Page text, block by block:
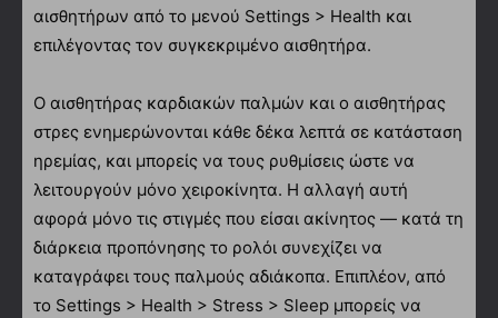
αισθητήρων από το μενού Settings > Health και
επιλέγοντας τον συγκεκριμένο αισθητήρα.
Ο αισθητήρας καρδιακών παλμών και ο αισθητήρας
στρες ενημερώνονται κάθε δέκα λεπτά σε κατάσταση
ηρεμίας, και μπορείς να τους ρυθμίσεις ώστε να
λειτουργούν μόνο χειροκίνητα. Η αλλαγή αυτή
αφορά μόνο τις στιγμές που είσαι ακίνητος — κατά τη
διάρκεια προπόνησης το ρολόι συνεχίζει να
καταγράφει τους παλμούς αδιάκοπα. Επιπλέον, από
το Settings > Health > Stress > Sleep μπορείς να